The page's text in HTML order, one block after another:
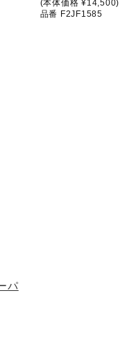
(本体価格 ¥14,500)
品番 F2JF1585
パ